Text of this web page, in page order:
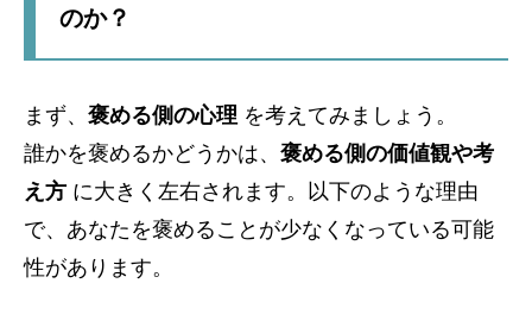
のか？
まず、 褒める側の心理 を考えてみましょう。
誰かを褒めるかどうかは、 褒める側の価値観や考
え方 に大きく左右されます。以下のような理由
で、あなたを褒めることが少なくなっている可能
性があります。